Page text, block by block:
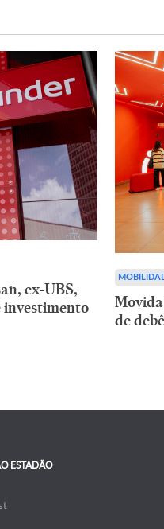
ex-UBS,
investimento
de
ESTADÃO